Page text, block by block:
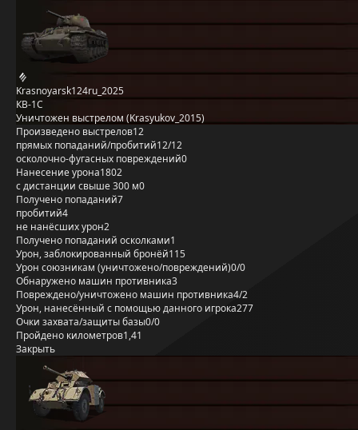
Krasnoyarsk124ru_2025
КВ-1С
Уничтожен выстрелом (Krasyukov_2015)
Произведено выстрелов12
прямых попаданий/пробитий12/12
осколочно-фугасных повреждений0
Нанесение урона1802
с дистанции свыше 300 м0
Получено попаданий7
пробитий4
не нанёсших урон2
Получено попаданий осколками1
Урон, заблокированный бронёй115
Урон союзникам (уничтожено/повреждений)0/0
Обнаружено машин противника3
Повреждено/уничтожено машин противника4/2
Урон, нанесённый с помощью данного игрока277
Очки захвата/защиты базы0/0
Пройдено километров1,41
Закрыть